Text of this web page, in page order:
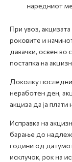
наредниот
При увоз,
роковите и
давачки, освен во
постапка на
Доколку
неработен ден,
акциза да ја
Исправка на
барање до
години од
исклучок, рок на